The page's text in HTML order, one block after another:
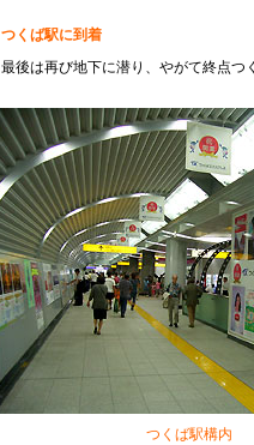
つくば駅に到着
最後は再び地下に潜り、やがて終点つ
つくば駅構内